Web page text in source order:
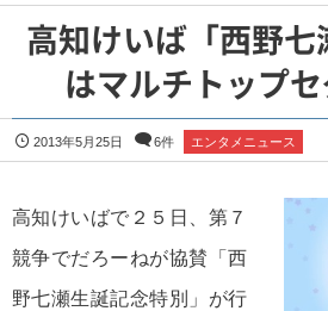
高知けいば「西野七
はマルチトップ
2013年5月25日 6件 エンタメニュース
高知けいばで２５日、第７
競争でだろーねが協賛「西
野七瀬生誕記念特別」が行